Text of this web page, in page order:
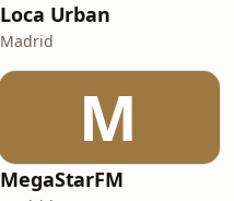
Loca Urban
Madrid
M
MegaStarFM